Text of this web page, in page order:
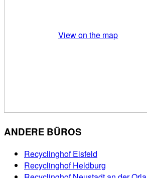
View on the map
ANDERE BÜROS
Recyclinghof Eisfeld
Recyclinghof Heldburg